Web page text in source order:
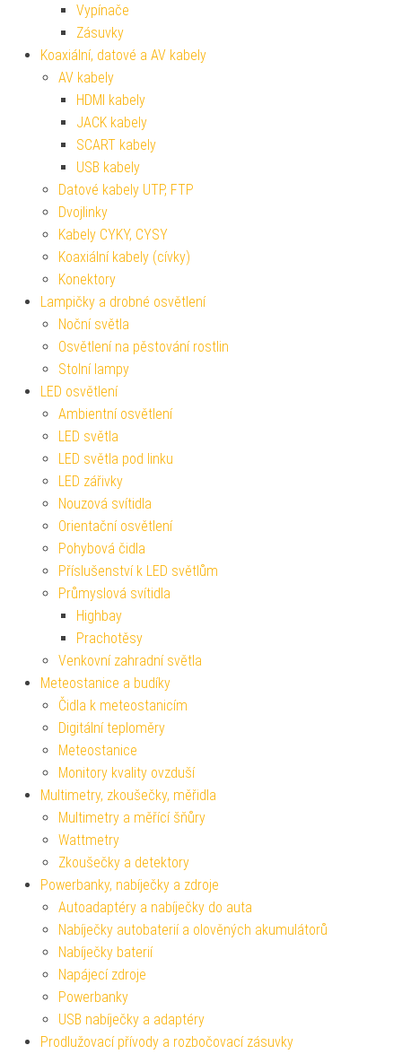
Vypínače
Zásuvky
Koaxiální, datové a AV kabely
AV kabely
HDMI kabely
JACK kabely
SCART kabely
USB kabely
Datové kabely UTP, FTP
Dvojlinky
Kabely CYKY, CYSY
Koaxiální kabely (cívky)
Konektory
Lampičky a drobné osvětlení
Noční světla
Osvětlení na pěstování rostlin
Stolní lampy
LED osvětlení
Ambientní osvětlení
LED světla
LED světla pod linku
LED zářivky
Nouzová svítidla
Orientační osvětlení
Pohybová čidla
Příslušenství k LED světlům
Průmyslová svítidla
Highbay
Prachotěsy
Venkovní zahradní světla
Meteostanice a budíky
Čidla k meteostanicím
Digitální teploměry
Meteostanice
Monitory kvality ovzduší
Multimetry, zkoušečky, měřidla
Multimetry a měřící šňůry
Wattmetry
Zkoušečky a detektory
Powerbanky, nabíječky a zdroje
Autoadaptéry a nabíječky do auta
Nabíječky autobaterií a olověných akumulátorů
Nabíječky baterií
Napájecí zdroje
Powerbanky
USB nabíječky a adaptéry
Prodlužovací přívody a rozbočovací zásuvky